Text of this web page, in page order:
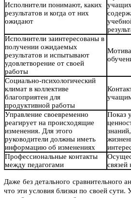
Исполнители понимают, каких
результатов и когда от них
ожидают
Исполнители заинтересованы в
получении ожидаемых
результатов и испытывают
удовлетворение от своей
работы
Социально-психологический
климат в коллективе
благоприятен для
продуктивной работы
Управление своевременно
реагирует на происходящие
изменения. Для этого
руководители должны иметь
информацию об изменениях
Показ
Профессиональные контакты
между педагогами
связей
Даже без детального сравнительного
что эти условия близки по своей сути.